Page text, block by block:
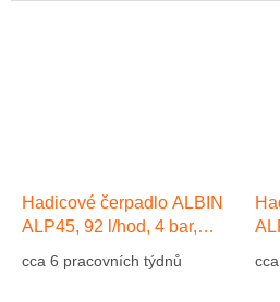
Hadicové čerpadlo ALBIN
ALP45, 92 l/hod, 4 bar,
cca 6 pracovních týdnů